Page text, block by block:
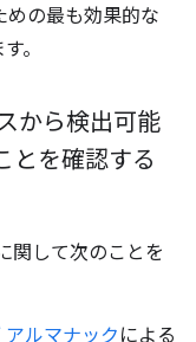
めの最も効果的な
。
から検出可能
とを確認する
関して次のことを
ルマナック による